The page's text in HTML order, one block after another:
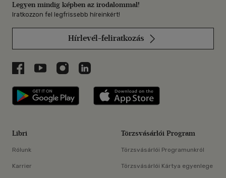
Legyen mindig képben az irodalommal!
Iratkozzon fel legfrissebb híreinkért!
Hírlevél-feliratkozás
Libri a Facebookon
Libri a Youtube-on
Libri az Instagramon
Libri a LinkedInen
Libri applikáció Szerezd meg: Google
Libri
Rólunk
Karrier
Törzsvásárlói Program
Törzsvásárlói Programunkról
Törzsvásárlói Kártya egyenlege